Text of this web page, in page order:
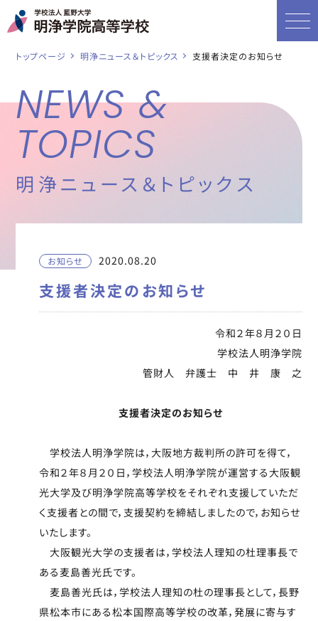
トップページ 明浄ニュース＆トピックス 支援者決定のお知らせ
NEWS &
TOPICS
明浄ニュース＆トピックス
お知らせ 2020.08.20
支援者決定のお知らせ
令和２年８月２０日
学校法人明浄学院
管財人 弁護士 中 井 康 之
支援者決定のお知らせ
学校法人明浄学院は，大阪地方裁判所の許可を得て，
令和２年８月２０日，学校法人明浄学院が運営する大阪観
光大学及び明浄学院高等学校をそれぞれ支援していただ
く支援者との間で，支援契約を締結しましたので，お知らせ
いたします。
大阪観光大学の支援者は，学校法人理知の杜理事長で
ある麦島善光氏です。
麦島善光氏は，学校法人理知の杜の理事長として，長野
県松本市にある松本国際高等学校の改革，発展に寄与す